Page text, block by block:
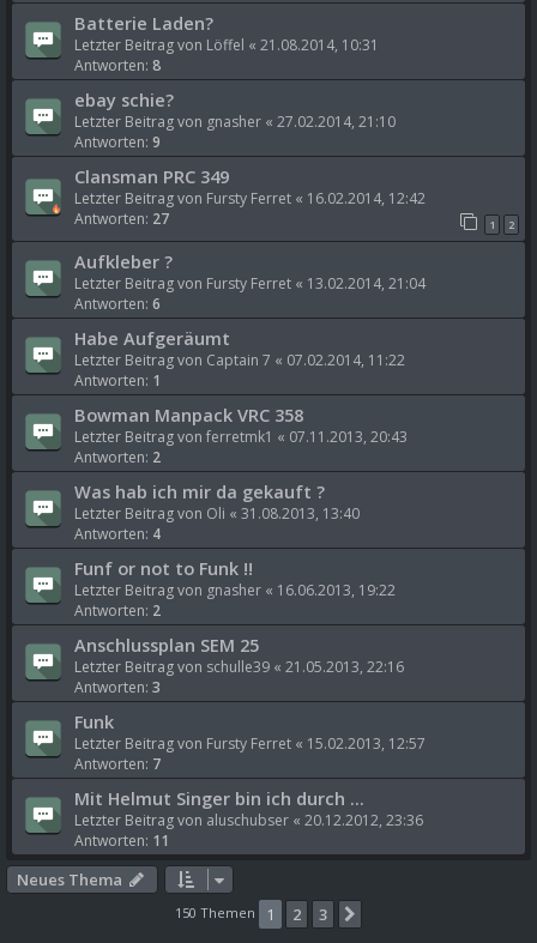
Batterie Laden?
Letzter Beitrag von Löffel « 21.08.2014, 10:31
Antworten: 8
ebay schie?
Letzter Beitrag von gnasher « 27.02.2014, 21:10
Antworten: 9
Clansman PRC 349
Letzter Beitrag von Fursty Ferret « 16.02.2014, 12:42
Antworten: 27 1 2
Aufkleber ?
Letzter Beitrag von Fursty Ferret « 13.02.2014, 21:04
Antworten: 6
Habe Aufgeräumt
Letzter Beitrag von Captain 7 « 07.02.2014, 11:22
Antworten: 1
Bowman Manpack VRC 358
Letzter Beitrag von ferretmk1 « 07.11.2013, 20:43
Antworten: 2
Was hab ich mir da gekauft ?
Letzter Beitrag von Oli « 31.08.2013, 13:40
Antworten: 4
Funf or not to Funk !!
Letzter Beitrag von gnasher « 16.06.2013, 19:22
Antworten: 2
Anschlussplan SEM 25
Letzter Beitrag von schulle39 « 21.05.2013, 22:16
Antworten: 3
Funk
Letzter Beitrag von Fursty Ferret « 15.02.2013, 12:57
Antworten: 7
Mit Helmut Singer bin ich durch ...
Letzter Beitrag von aluschubser « 20.12.2012, 23:36
Antworten: 11
Neues Thema
150 Themen 1 2 3